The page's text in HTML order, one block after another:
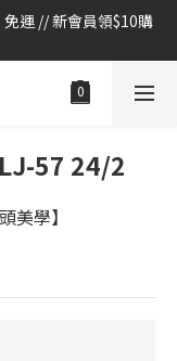
運 // 新會員領$10購
運 // 新會員領$10購
何問題 請至官網首頁
們聯繫
57 24/2
美學】